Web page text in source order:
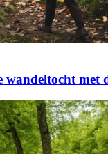
met